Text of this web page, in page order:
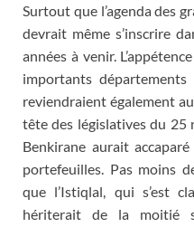
Surtout que l’agenda des
devrait même s’inscrire
années à venir.
importants
reviendraient également
tête des législatives du 25
Benkirane aurait
portefeuilles. Pas moins
que l’Istiqlal, qui s’est
hériterait de la moitié